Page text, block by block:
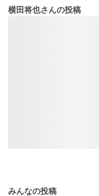
横田将也さんの投稿
みんなの投稿